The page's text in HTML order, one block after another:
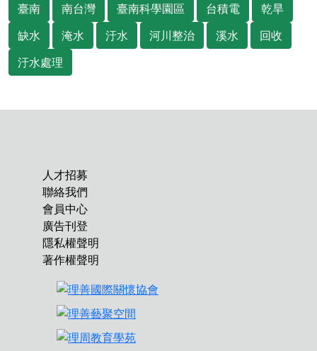
臺南
南台灣 臺南科學園區 台積電
乾旱
缺水
淹水 汙水 河川整治 溪水
回收
汙水處理
人才招募
聯絡我們
會員中心
廣告刊登
隱私權聲明
著作權聲明